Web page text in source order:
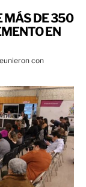
MÁS DE 350
EN
con